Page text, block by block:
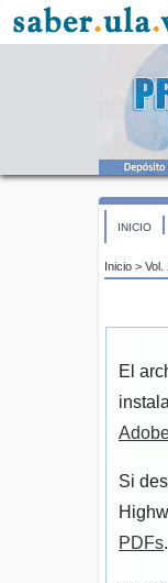
INICIO
Inicio > Vol.
El
Si
PDFs.